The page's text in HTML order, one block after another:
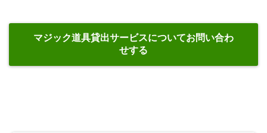
マジック道具貸出サービスについてお問い合わ
せする